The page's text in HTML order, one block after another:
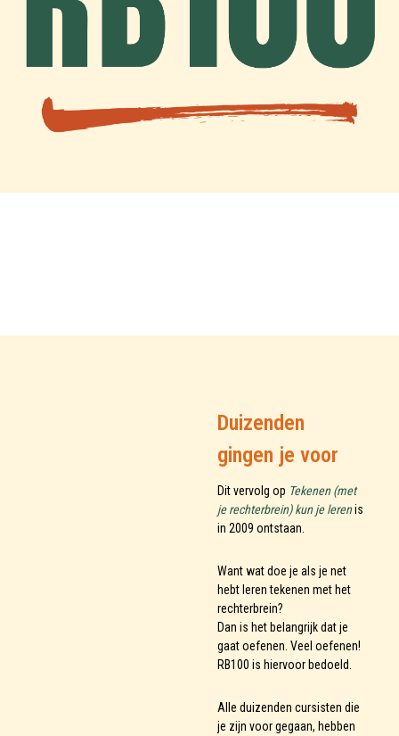
Duizenden
gingen je voor
Dit vervolg op Tekenen (met
je rechterbrein) kun je lerenis
in 2009 ontstaan.
Want wat doe je als je net
hebt leren tekenen met het
rechterbrein?
Dan is het belangrijk dat je
gaat oefenen. Veel oefenen!
RB100 is hiervoor bedoeld.
Alle duizenden cursisten die
je zijn voor gegaan, hebben